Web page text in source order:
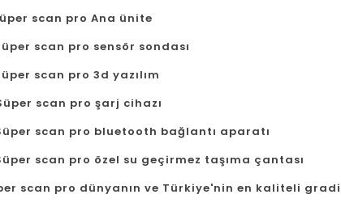
scan pro Ana ünite
scan pro sensör sondası
scan pro 3d yazılım
scan pro şarj cihazı
scan pro bluetooth bağlantı aparatı
scan pro özel su geçirmez taşıma çantası
scan pro dünyanın ve Türkiye'nin en kaliteli